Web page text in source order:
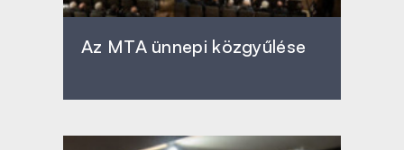
Az MTA ünnepi közgyűlése